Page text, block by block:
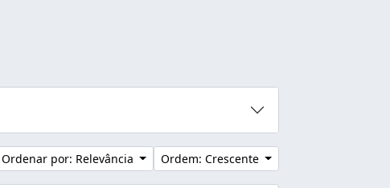
Ordenar por: Relevância Ordem: Crescente